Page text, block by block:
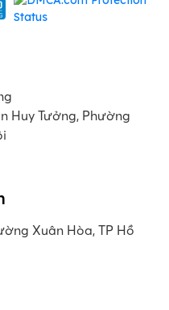
Huy Tưởng, Phường
Xuân Hòa, TP Hồ